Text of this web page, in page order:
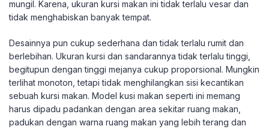
mungil. Karena, ukuran kursi makan ini tidak terlalu vesar dan
tidak menghabiskan banyak tempat.
Desainnya pun cukup sederhana dan tidak terlalu rumit dan
berlebihan. Ukuran kursi dan sandarannya tidak terlalu tinggi,
begitupun dengan tinggi mejanya cukup proporsional. Mungkin
terlihat monoton, tetapi tidak menghilangkan sisi kecantikan
sebuah kursi makan. Model kusi makan seperti ini memang
harus dipadu padankan dengan area sekitar ruang makan,
padukan dengan warna ruang makan yang lebih terang dan